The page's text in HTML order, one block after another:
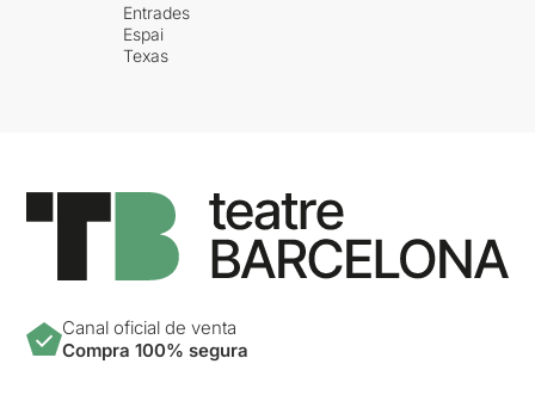
Entrades
Espai
Texas
Canal oficial de venta
Compra 100% segura